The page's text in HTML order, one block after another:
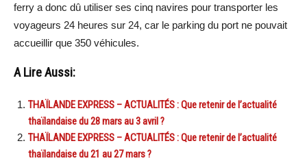
ferry a donc dû utiliser ses cinq navires pour transporter les
voyageurs 24 heures sur 24, car le parking du port ne pouvait
accueillir que 350 véhicules.
A Lire Aussi:
THAÏLANDE EXPRESS – ACTUALITÉS : Que retenir de l’actualité
thaïlandaise du 28 mars au 3 avril ?
THAÏLANDE EXPRESS – ACTUALITÉS : Que retenir de l’actualité
thaïlandaise du 21 au 27 mars ?